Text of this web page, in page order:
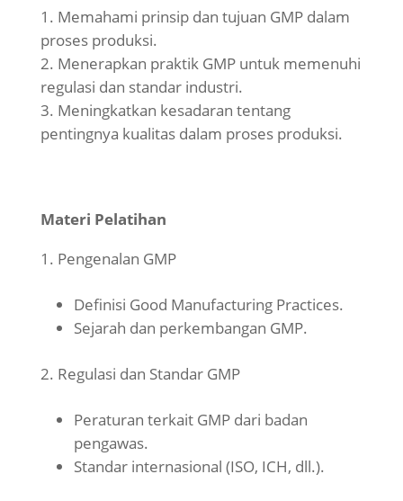
Memahami prinsip dan tujuan GMP dalam
proses produksi.
Menerapkan praktik GMP untuk memenuhi
regulasi dan standar industri.
Meningkatkan kesadaran tentang
pentingnya kualitas dalam proses produksi.
Materi Pelatihan
Pengenalan GMP
Definisi Good Manufacturing Practices.
Sejarah dan perkembangan GMP.
Regulasi dan Standar GMP
Peraturan terkait GMP dari badan
pengawas.
Standar internasional (ISO, ICH, dll.).